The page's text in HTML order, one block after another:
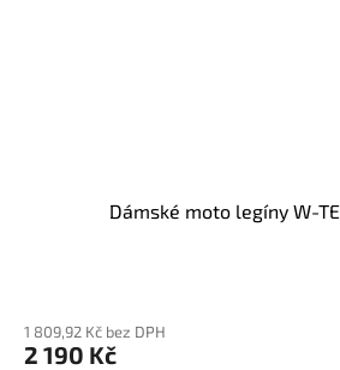
Dámské moto legíny W-
1 809,92 Kč bez DPH
2 190 Kč